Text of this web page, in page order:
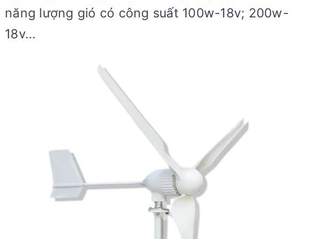
năng lượng gió có công suất 100w-18v; 200w-
18v...